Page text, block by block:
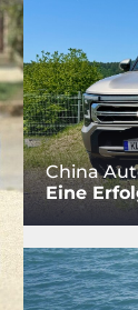
China
Eine